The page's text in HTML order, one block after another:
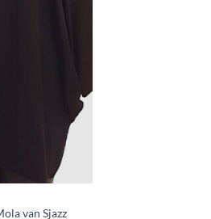
van Sjazz